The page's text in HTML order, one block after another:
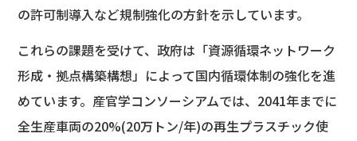
の許可制導入など規制強化の方針を示しています。
これらの課題を受けて、政府は「資源循環ネットワーク
形成・拠点構築構想」によって国内循環体制の強化を進
めています。産官学コンソーシアムでは、2041年までに
全生産車両の20%(20万トン/年)の再生プラスチック使